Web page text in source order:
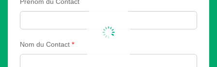
Nom du Contact *